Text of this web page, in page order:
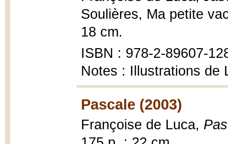
Soulières, Ma petite
18 cm.
ISBN : 978-2-89607-
Notes : Illustrations de
Pascale (2003)
Françoise de Luca,